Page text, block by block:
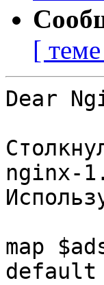
[
Dear
nginx-
map
default